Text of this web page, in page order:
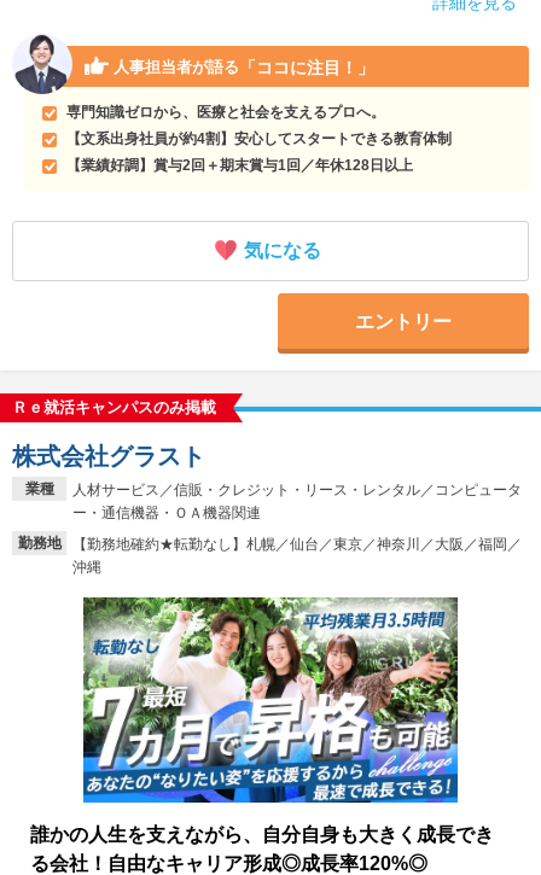
人事担当者が語る 「ココに注目！」
専門知識ゼロから、医療と社会を支えるプロへ。
【文系出身社員が約4割】安心してスタートできる教育体制
【業績好調】賞与2回＋期末賞与1回／年休128日以上
気になる
エントリー
Ｒｅ就活キャンパスのみ掲載
業種
人材サービス／信販・クレジット・リース・レンタル／コンピュータ
ー・通信機器・ＯＡ機器関連
勤務地
【勤務地確約★転勤なし】札幌／仙台／東京／神奈川／大阪／福岡／
沖縄
株式会社グラスト
誰かの人生を支えながら、自分自身も大きく成長でき
る会社！自由なキャリア形成◎成長率120%◎